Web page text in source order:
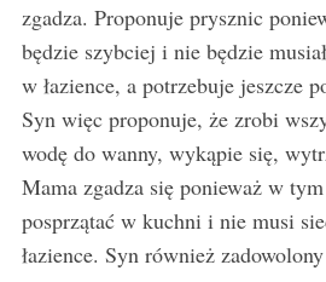
zgadza. Proponuje prysznic
będzie szybciej i nie będzie
w łazience, a potrzebuje jeszcze
Syn więc proponuje, że zrobi
wodę do wanny, wykąpie się,
Mama zgadza się ponieważ w
posprzątać w kuchni i nie musi
łazience. Syn również